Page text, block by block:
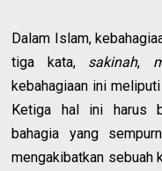
Dalam Islam,
tiga kata, sakinah,
kebahagiaan ini
Ketiga hal ini harus
bahagia yang
mengakibatkan sebuah